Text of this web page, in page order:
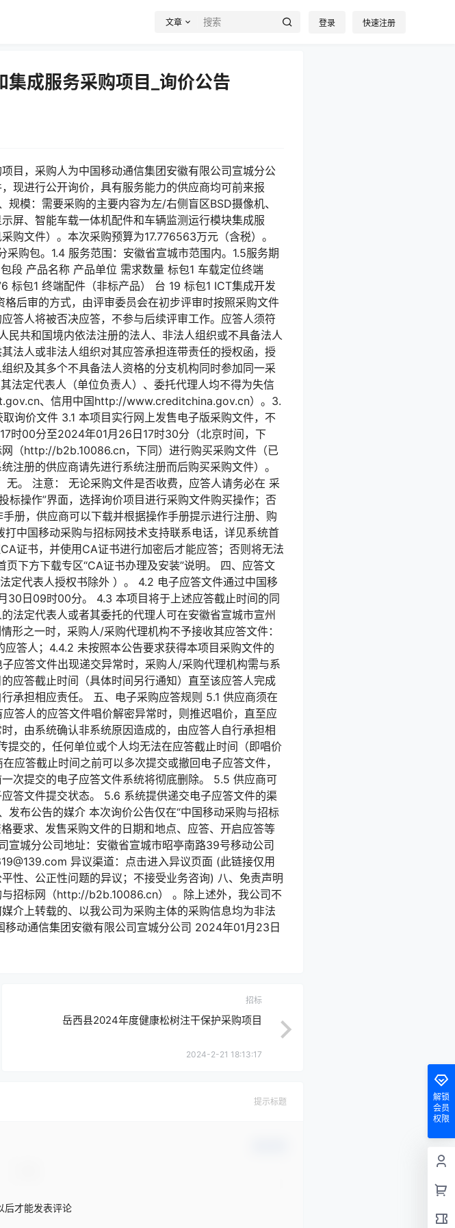
文章 登录 快速注册
成服务采购项目_询价公告
目，采购人为中国移动通信集团安徽有限公司宣城分公
现进行公开询价，具有服务能力的供应商均可前来报
模：需要采购的主要内容为左/右侧盲区BSD摄像机、
屏、智能车载一体机配件和车辆监测运行模块集成服
购文件）。本次采购预算为17.776563万元（含税）。
购包。1.4 服务范围：安徽省宣城市范围内。1.5服务期
段 产品名称 产品单位 需求数量 标包1 车载定位终端
标包1 终端配件（非标产品） 台 19 标包1 ICT集成开发
后审的方式，由评审委员会在初步评审时按照采购文件
答人将被否决应答，不参与后续评审工作。应答人须符
民共和国境内依法注册的法人、非法人组织或不具备法人
法人或非法人组织对其应答承担连带责任的授权函，授
织及其多个不具备法人资格的分支机构同时参加同一采
法定代表人（单位负责人）、委托代理人均不得为失信
、信用中国http://www.creditchina.gov.cn）。3.
询价文件 3.1 本项目实行网上发售电子版采购文件，不
时00分至2024年01月26日17时30分（北京时间，下
（http://b2b.10086.cn，下同）进行购买采购文件（已
注册的供应商请先进行系统注册而后购买采购文件）。
。 注意： 无论采购文件是否收费，应答人请务必在 采
标操作”界面，选择询价项目进行采购文件购买操作；否
册，供应商可以下载并根据操作手册提示进行注册、购
中国移动采购与招标网技术支持联系电话，详见系统首
证书，并使用CA证书进行加密后才能应答；否则将无法
下方下载专区“CA证书办理及安装”说明。 四、应答文
定代表人授权书除外 ）。 4.2 电子应答文件通过中国移
30日09时00分。 4.3 本项目将于上述应答截止时间的同
法定代表人或者其委托的代理人可在安徽省宣城市宣州
之一时，采购人/采购代理机构不予接收其应答文件：
答人；4.4.2 未按照本公告要求获得本项目采购文件的
应答文件出现递交异常时，采购人/采购代理机构需与系
应答截止时间（具体时间另行通知）直至该应答人完成
承担相应责任。 五、电子采购应答规则 5.1 供应商须在
答人的应答文件唱价解密异常时，则推迟唱价，直至应
，由系统确认非系统原因造成的，由应答人自行承担相
交的，任何单位或个人均无法在应答截止时间（即唱价
应答截止时间之前可以多次提交或撤回电子应答文件，
次提交的电子应答文件系统将彻底删除。 5.5 供应商可
答文件提交状态。 5.6 系统提供递交电子应答文件的渠
布公告的媒介 本次询价公告仅在“中国移动采购与招标
要求、发售采购文件的日期和地点、应答、开启应答等
城分公司地址：安徽省宣城市昭亭南路39号移动公司
异议渠道：点击进入异议页面 (此链接仅用
性、公正性问题的异议；不接受业务咨询) 八、免责声明
招标网（http://b2b.10086.cn） 。除上述外，我公司不
介上转载的、以我公司为采购主体的采购信息均为非法
动通信集团安徽有限公司宣城分公司 2024年01月23日
招标
岳西县2024年度健康松树注干保护采购项目
2024-2-21 18:13:17
提示标题
后才能发表评论
解锁
会员
权限